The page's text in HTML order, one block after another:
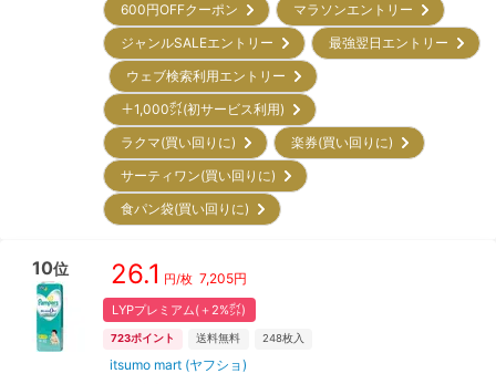
600円OFFクーポン
マラソンエントリー
ジャンルSALEエントリー
最強翌日エントリー
ウェブ検索利用エントリー
＋1,000㌽(初サービス利用)
ラクマ(買い回りに)
楽券(買い回りに)
サーティワン(買い回りに)
食パン袋(買い回りに)
10位 26.1 円/枚 7,205円
LYPプレミアム(＋2%㌽)
723ポイント 送料無料 248枚入
itsumo mart (ヤフショ)